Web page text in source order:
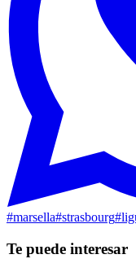
#marsella#strasbourg#
Te puede interesar